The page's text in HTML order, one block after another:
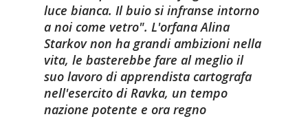
luce bianca. Il buio si infranse intorno
a noi come vetro". L'orfana Alina
Starkov non ha grandi ambizioni nella
vita, le basterebbe fare al meglio il
suo lavoro di apprendista cartografa
nell'esercito di Ravka, un tempo
nazione potente e ora regno